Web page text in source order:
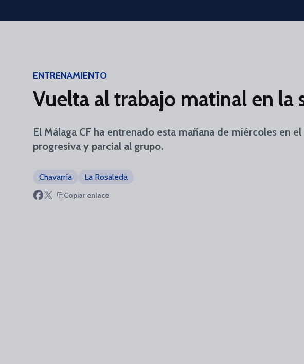
Skip to main content
ENTRENAMIENTO
Vuelta al trabajo matinal en la
El Málaga CF ha entrenado esta mañana de miércoles en
progresiva y parcial al grupo.
Chavarría La Rosaleda
Copiar enlace